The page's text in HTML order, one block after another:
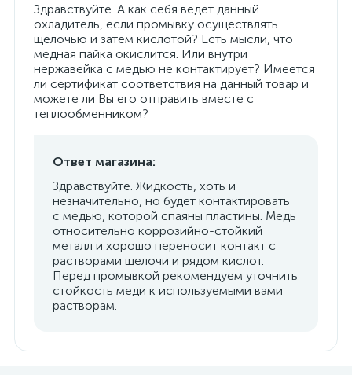
Здравствуйте. А как себя ведет данный
охладитель, если промывку осуществлять
щелочью и затем кислотой? Есть мысли, что
медная пайка окислится. Или внутри
нержавейка с медью не контактирует? Имеется
ли сертификат соответствия на данный товар и
можете ли Вы его отправить вместе с
теплообменником?
Ответ магазина:
Здравствуйте. Жидкость, хоть и
незначительно, но будет контактировать
с медью, которой спаяны пластины. Медь
относительно коррозийно-стойкий
металл и хорошо переносит контакт с
растворами щелочи и рядом кислот.
Перед промывкой рекомендуем уточнить
стойкость меди к используемыми вами
растворам.